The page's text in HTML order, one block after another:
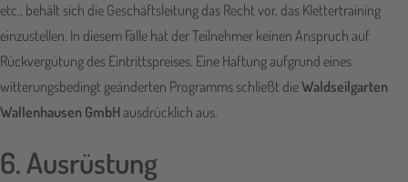
etc., behält sich die Geschäftsleitung das Recht vor, das Klettertraining
einzustellen. In diesem Falle hat der Teilnehmer keinen Anspruch auf
Rückvergütung des Eintrittspreises. Eine Haftung aufgrund eines
witterungsbedingt geänderten Programms schließt dieWaldseilgarten
Wallenhausen GmbHausdrücklich aus.
6. Ausrüstung